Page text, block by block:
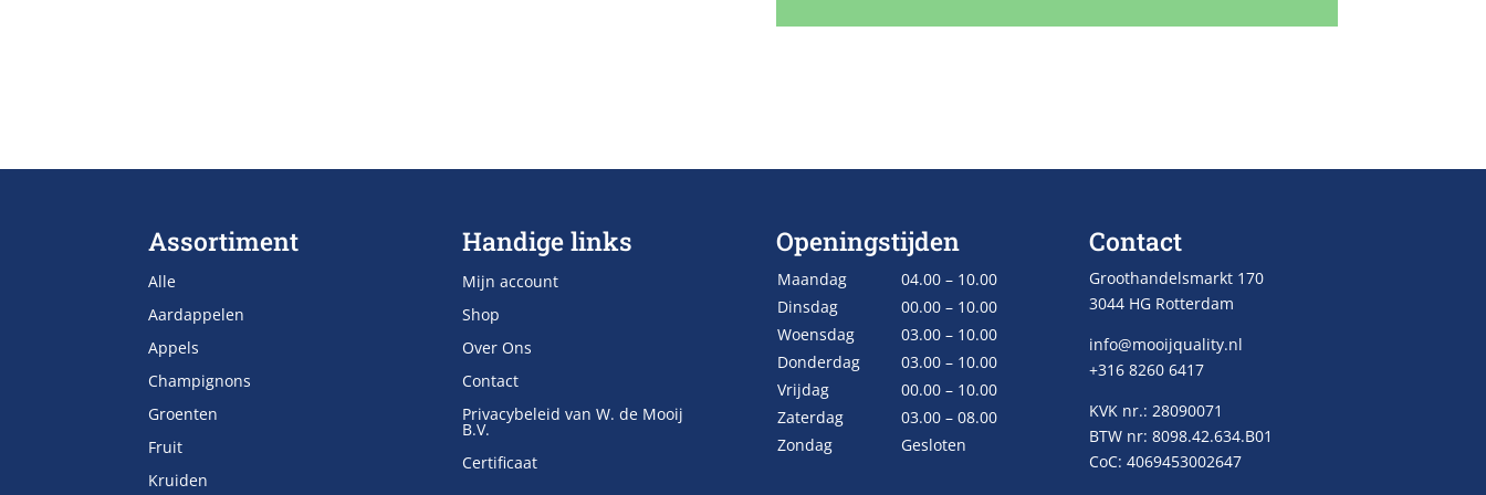
Assortiment
Alle
Aardappelen
Appels
Champignons
Groenten
Fruit
Kruiden
Handige links
Mijn account
Shop
Over Ons
Contact
Privacybeleid van W. de Mooij
B.V.
Certificaat
Openingstijden
Maandag
04.00 – 10.00
Dinsdag
00.00 – 10.00
Woensdag
03.00 – 10.00
Donderdag
03.00 – 10.00
Vrijdag
00.00 – 10.00
Zaterdag
03.00 – 08.00
Zondag
Gesloten
Contact
Groothandelsmarkt 170
3044 HG Rotterdam
info@mooijquality.nl
+316 8260 6417
KVK nr.: 28090071
BTW nr: 8098.42.634.B01
CoC: 4069453002647